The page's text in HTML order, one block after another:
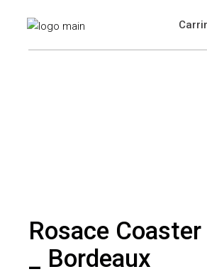
Rosace
_ Bordeaux